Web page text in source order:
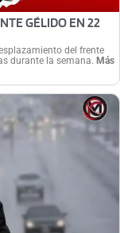
GÉLIDO EN 22
del frente
durante la semana. Más